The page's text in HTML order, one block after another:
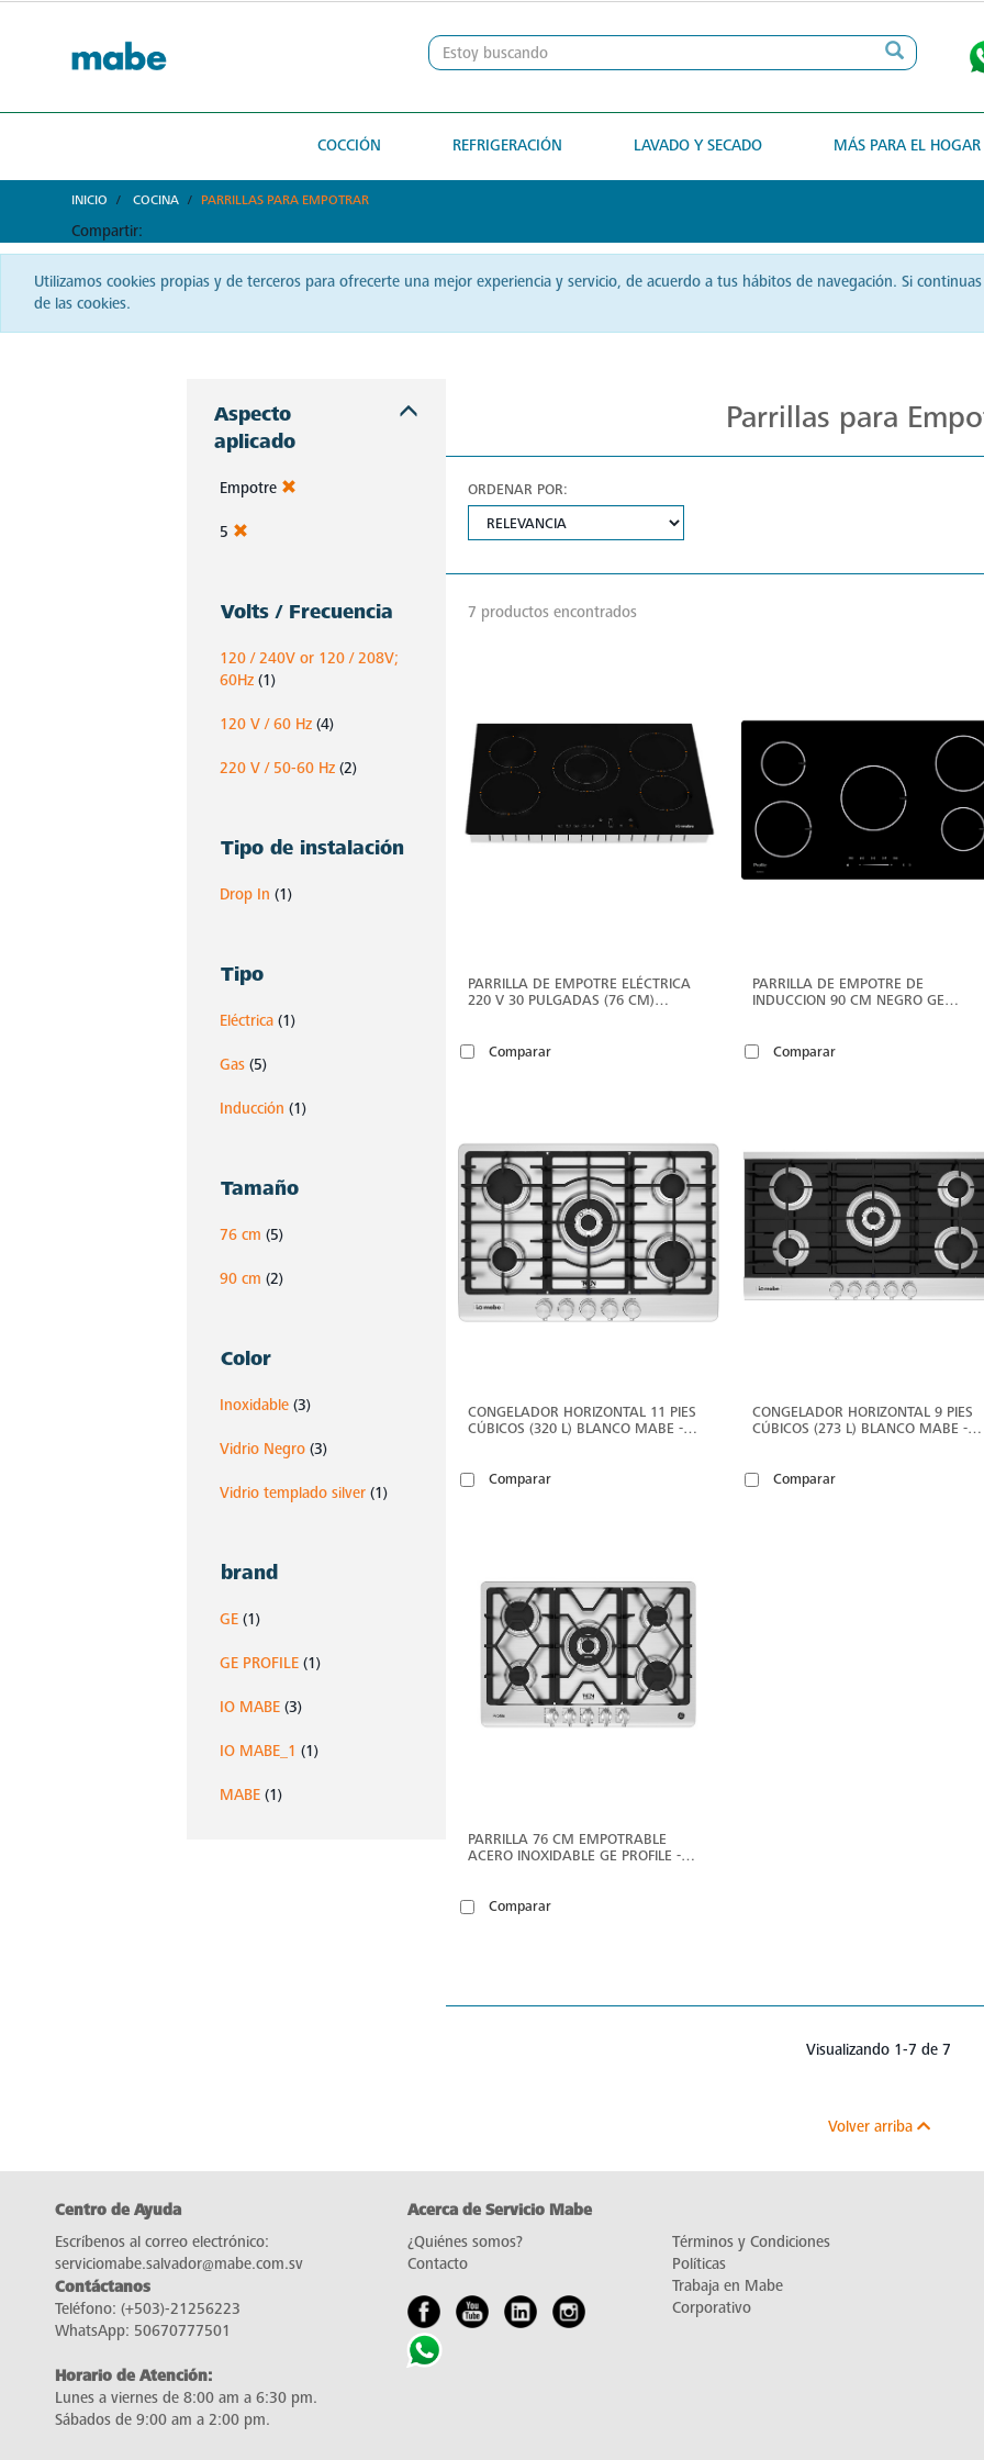
COCCIÓN REFRIGERACIÓN LAVADO Y SECADO MÁS PARA EL HOGAR
INICIO COCINA PARRILLAS PARA EMPOTRAR
Compartir:
Utilizamos cookies propias y de terceros para ofrecerte una mejor experiencia y servicio, de acuerdo a tus hábitos de navegación. Si
de las cookies.
Aspecto
aplicado
Empotre
5
Volts / Frecuencia
120 / 240V or 120 / 208V;
60Hz (1)
120 V / 60 Hz (4)
220 V / 50-60 Hz (2)
Tipo de instalación
Drop In (1)
Tipo
Eléctrica (1)
Gas (5)
Inducción (1)
Tamaño
76 cm (5)
90 cm (2)
Color
Inoxidable (3)
Vidrio Negro (3)
Vidrio templado silver (1)
brand
GE (1)
GE PROFILE (1)
IO MABE (3)
IO MABE_1 (1)
MABE (1)
Parrillas para
ORDENAR POR:
7 productos encontrados
PARRILLA DE EMPOTRE ELÉCTRICA
220 V 30 PULGADAS (76 CM)
Comparar
PARRILLA DE EMPOTRE DE
INDUCCION 90 CM NEGRO GE
Comparar
CONGELADOR HORIZONTAL 11 PIES
CÚBICOS (320 L) BLANCO MABE -
Comparar
CONGELADOR HORIZONTAL 9 PIES
CÚBICOS (273 L) BLANCO MABE -
Comparar
PARRILLA 76 CM EMPOTRABLE
ACERO INOXIDABLE GE PROFILE -
Comparar
Visualizando 1-7 de 7
Volver arriba
Centro de Ayuda
Escríbenos al correo electrónico:
serviciomabe.salvador@mabe.com.sv
Contáctanos
Teléfono: (+503)-21256223
WhatsApp: 50670777501
Horario de Atención:
Lunes a viernes de 8:00 am a 6:30 pm.
Sábados de 9:00 am a 2:00 pm.
Acerca de Servicio Mabe
¿Quiénes somos?
Contacto
Términos y Condiciones
Políticas
Trabaja en Mabe
Corporativo